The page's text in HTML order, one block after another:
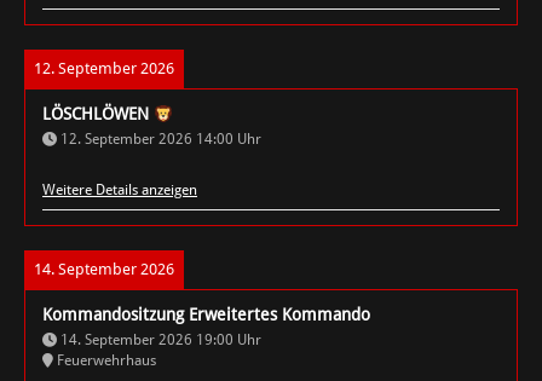
12. September 2026
LÖSCHLÖWEN
12. September 2026 14:00 Uhr
Weitere Details anzeigen
14. September 2026
Kommandositzung Erweitertes Kommando
14. September 2026 19:00 Uhr
Feuerwehrhaus